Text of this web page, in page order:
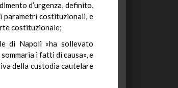
d’urgenza, definito,
parametri costituzionali, e
costituzionale;
di Napoli «ha sollevato
i fatti di causa», e
della custodia cautelare